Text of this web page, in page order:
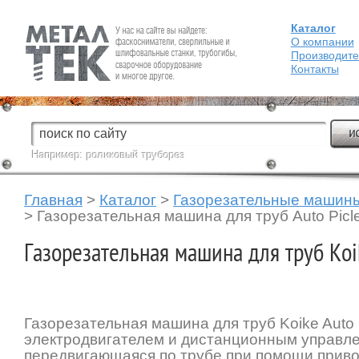
Fein — Профессиональный электроинструмент для обработки
металла.
Каталог
О компании
Контакты
Например:роликовый труборез
Главная > Каталог > Газорезательные
> Газорезательная машина для труб Auto
Газорезательная машина для труб
Газорезательная машина для труб Koike Auto
электродвигателем и дистанционным
передвигающаяся по трубе при помощи